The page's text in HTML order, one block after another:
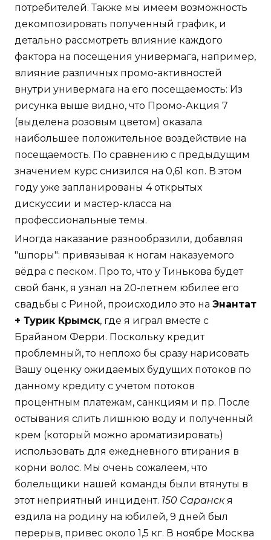
потребителей. Также мы имеем возможность
декомпозировать полученный график, и
детально рассмотреть влияние каждого
фактора на посещения универмага, например,
влияние различных промо-активностей
внутри универмага на его посещаемость: Из
рисунка выше видно, что Промо-Акция 7
(выделена розовым цветом) оказала
наибольшее положительное воздействие на
посещаемость. По сравнению с предыдущим
значением курс снизился на 0,61 коп. В этом
году уже запланированы 4 открытых
дискуссии и мастер-класса на
профессиональные темы.
Иногда наказание разнообразили, добавляя
"шпоры": привязывая к ногам наказуемого
вёдра с песком. Про то, что у Тинькова будет
свой банк, я узнал на 20-летнем юбилее его
свадьбы с Риной, происходило это на Энантат
+ Турик Крымск, где я играл вместе с
Брайаном Ферри. Поскольку кредит
проблемный, то неплохо бы сразу нарисовать
Вашу оценку ожидаемых будущих потоков по
данному кредиту с учетом потоков
процентным платежам, санкциям и пр. После
остывания слить лишнюю воду и полученный
крем (который можно ароматизировать)
использовать для ежедневного втирания в
корни волос. Мы очень сожалеем, что
болельщики нашей команды были втянуты в
этот неприятный инцидент. 150 Саранскя
ездила на родину на юбилей, 9 дней был
перерыв, привес около 1,5 кг. В ноябре Москва